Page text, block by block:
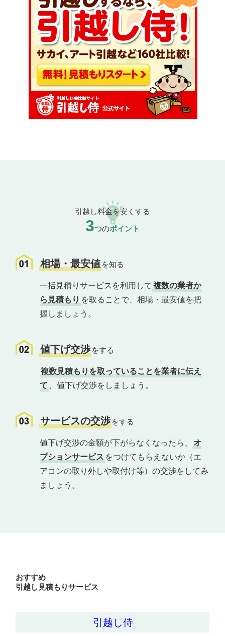
引越し料金を安くする
3つのポイント
相場・最安値 を知る
一括見積りサービスを利用して 複数の業者か
ら見積もり を取ることで、相場・最安値を把
握しましょう。
値下げ交渉 をする
複数見積もりを取っていることを業者に伝え
て
、値下げ交渉をしましょう。
サービスの交渉 をする
値下げ交渉の金額が下がらなくなったら、
オ
プションサービス をつけてもらえないか（エ
アコンの取り外しや取付け等）の交渉をしてみ
ましょう。
おすすめ
引越し見積もりサービス
引越し侍